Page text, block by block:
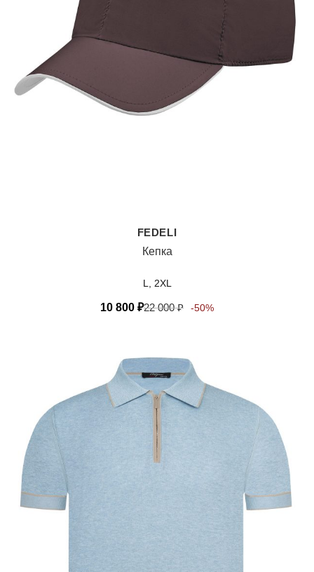
FEDELI
Кепка
L, 2XL
10 800 ₽22 000₽ -50%